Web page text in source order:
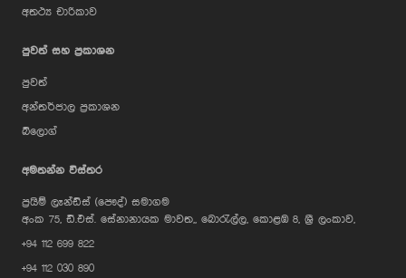
අතථ්‍ය චාරිකාව
පුවත් සහ ප්‍රකාශන
පුවත්
අන්තර්ජාල ප්‍රකාශන
බ්ලොග්
අමතන්න විස්තර
ප්‍රයිම් ලෑන්ඩ්ස් (පෞද්) සමාගම
අංක 75, ඩී.එස්. සේනානායක මාවත,, බොරැල්ල, කොළඹ 8, ශ්‍රී ලංකාව,
+94 112 699 822
+94 112 030 890
Hi, I'm Prime Bee, Your AI